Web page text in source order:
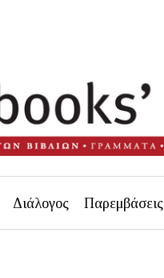
Διάλογος Παρεμβάσεις